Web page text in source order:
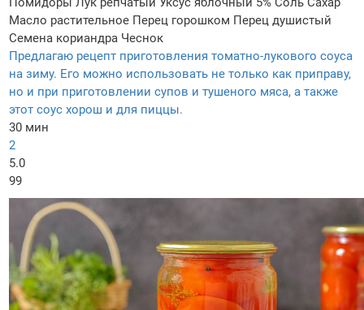
Масло растительное Перец горошком Перец душистый
Семена кориандра Чеснок
Предлагаю рецепт приготовления томатно-лукового соуса
на зиму. Его можно использовать не только как приправу,
но и при приготовлении супов и тушеного мяса, а также
этот соус хорош и для пиццы.
30 мин
2
5.0
99